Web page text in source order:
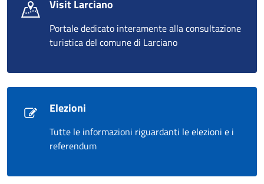
Visit Larciano
Portale dedicato interamente alla consultazione
turistica del comune di Larciano
Elezioni
Tutte le informazioni riguardanti le elezioni e i
referendum